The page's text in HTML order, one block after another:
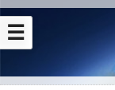
☰